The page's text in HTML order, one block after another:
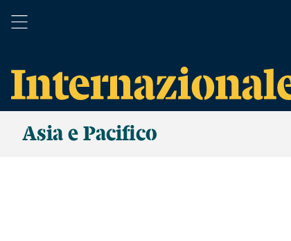
Asia e Pacifico